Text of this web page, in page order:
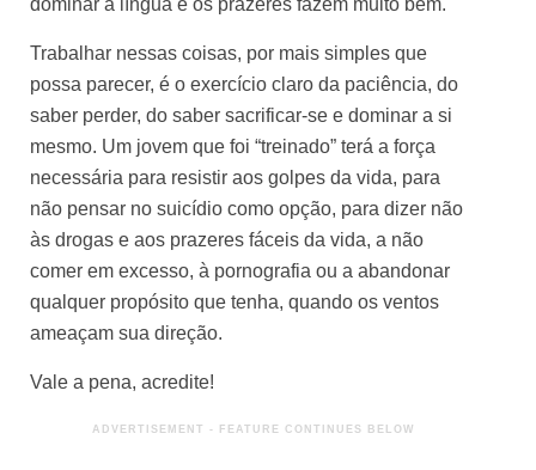
dominar a língua e os prazeres fazem muito bem.
Trabalhar nessas coisas, por mais simples que
possa parecer, é o exercício claro da paciência, do
saber perder, do saber sacrificar-se e dominar a si
mesmo. Um jovem que foi “treinado” terá a força
necessária para resistir aos golpes da vida, para
não pensar no suicídio como opção, para dizer não
às drogas e aos prazeres fáceis da vida, a não
comer em excesso, à pornografia ou a abandonar
qualquer propósito que tenha, quando os ventos
ameaçam sua direção.
Vale a pena, acredite!